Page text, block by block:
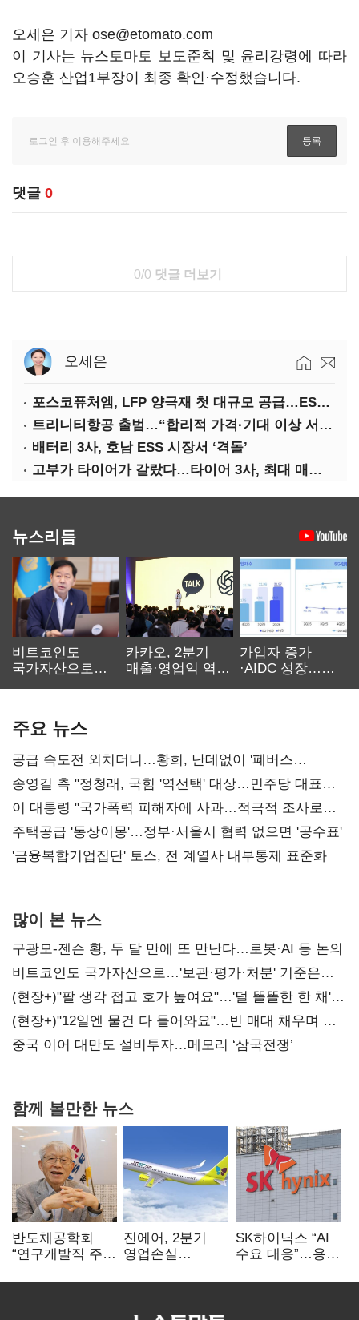
오세은 기자 ose@etomato.com
이 기사는 뉴스토마토 보도준칙 및 윤리강령에 따라
오승훈 산업1부장이 최종 확인·수정했습니다.
댓글 0
0/0 댓글 더보기
오세은
포스코퓨처엠, LFP 양극재 첫 대규모 공급…ESS 시장 공략
트리니티항공 출범…“합리적 가격·기대 이상 서비스로 승부”
배터리 3사, 호남 ESS 시장서 ‘격돌’
고부가 타이어가 갈랐다…타이어 3사, 최대 매출에도 영업익 희비
뉴스리듬
비트코인도
국가자산으로…'
카카오, 2분기
매출·영업익 역대
가입자 증가
·AIDC 성장…
주요 뉴스
공급 속도전 외치더니…황희, 난데없이 '폐버스
리모델링' 제안
송영길 측 "정청래, 국힘 '역선택' 대상…민주당 대표로
총선 지휘 못해"
이 대통령 "국가폭력 피해자에 사과…적극적 조사로
진실 밝혀야"
주택공급 '동상이몽'…정부·서울시 협력 없으면 '공수표'
'금융복합기업집단' 토스, 전 계열사 내부통제 표준화
많이 본 뉴스
구광모-젠슨 황, 두 달 만에 또 만난다…로봇·AI 등 논의
비트코인도 국가자산으로…'보관·평가·처분' 기준은
숙제
(현장+)"팔 생각 접고 호가 높여요"…'덜 똘똘한 한 채'
20억 키맞추기
(현장+)"12일엔 물건 다 들어와요"…빈 매대 채우며 문
연 홈플러스
중국 이어 대만도 설비투자…메모리 ‘삼국전쟁’
함께 볼만한 뉴스
반도체공학회
“연구개발직 주
개선해야”
진에어, 2분기
영업손실
상승 여파
SK하이닉스 “AI
수요 대응”…용인
투자